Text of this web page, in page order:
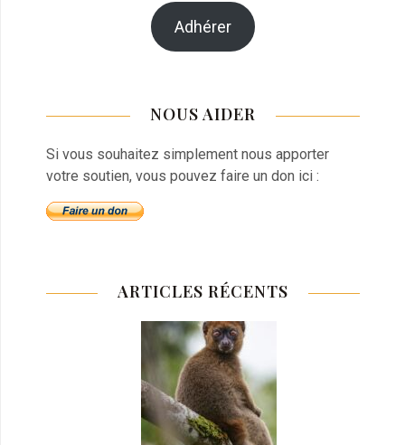
Adhérer
NOUS AIDER
Si vous souhaitez simplement nous apporter
votre soutien, vous pouvez faire un don ici :
ARTICLES RÉCENTS